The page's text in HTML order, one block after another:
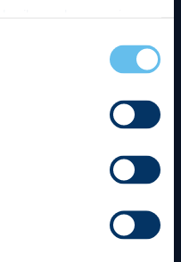
kunt je toestemming
pagina.